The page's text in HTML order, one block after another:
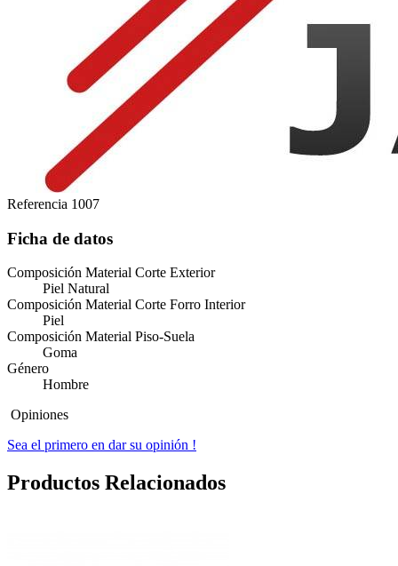
Referencia 1007
Ficha de datos
Composición Material Corte Exterior
Piel Natural
Composición Material Corte Forro Interior
Piel
Composición Material Piso-Suela
Goma
Género
Hombre
Opiniones
Sea el primero en dar su opinión !
Productos Relacionados